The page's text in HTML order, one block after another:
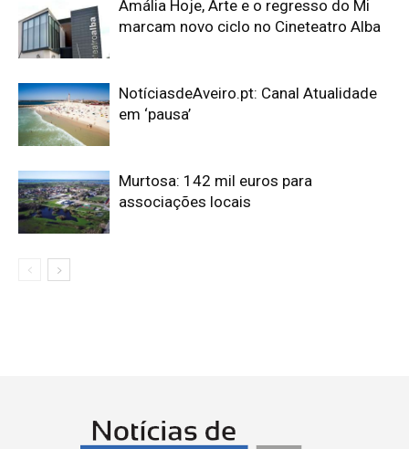
Amália Hoje, Arte e o regresso do Mi
marcam novo ciclo no Cineteatro Alba
NotíciasdeAveiro.pt: Canal Atualidade
em ‘pausa’
Murtosa: 142 mil euros para
associações locais